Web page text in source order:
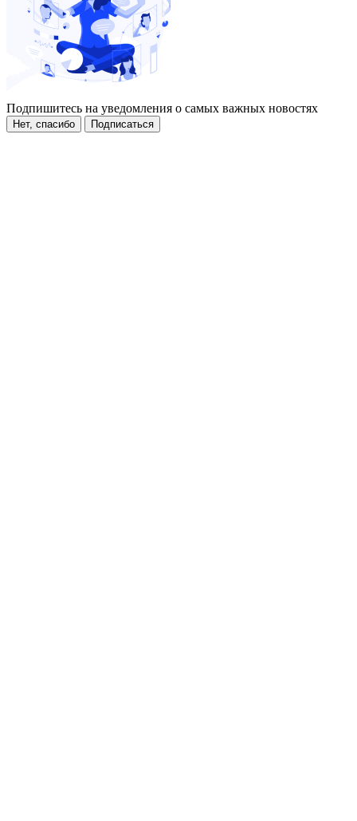
Подпишитесь на уведомления о самых важных новостях
Нет, спасибо Подписаться